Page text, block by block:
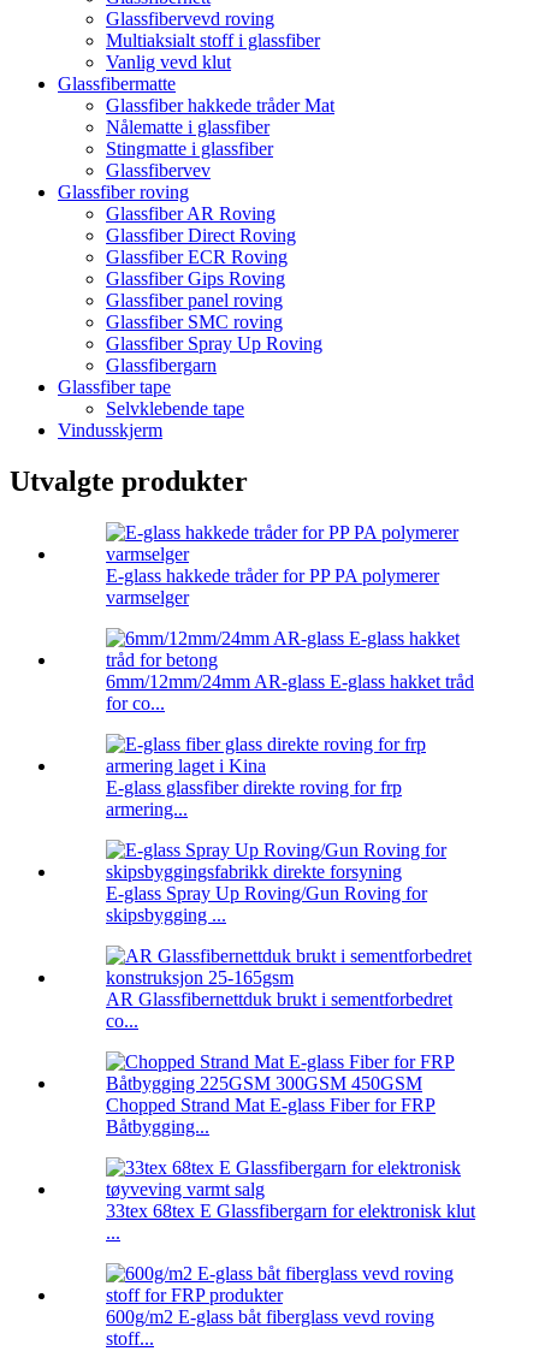
Glassfibervevd roving
Multiaksialt stoff i glassfiber
Vanlig vevd klut
Glassfibermatte
Glassfiber hakkede tråder Mat
Nålematte i glassfiber
Stingmatte i glassfiber
Glassfibervev
Glassfiber roving
Glassfiber AR Roving
Glassfiber Direct Roving
Glassfiber ECR Roving
Glassfiber Gips Roving
Glassfiber panel roving
Glassfiber SMC roving
Glassfiber Spray Up Roving
Glassfibergarn
Glassfiber tape
Selvklebende tape
Vindusskjerm
Utvalgte produkter
E-glass hakkede tråder for PP PA polymerer
varmselger
6mm/12mm/24mm AR-glass E-glass hakket tråd
for co...
E-glass glassfiber direkte roving for frp
armering...
E-glass Spray Up Roving/Gun Roving for
skipsbygging ...
AR Glassfibernettduk brukt i sementforbedret
co...
Chopped Strand Mat E-glass Fiber for FRP
Båtbygging...
33tex 68tex E Glassfibergarn for elektronisk klut
...
600g/m2 E-glass båt fiberglass vevd roving
stoff...